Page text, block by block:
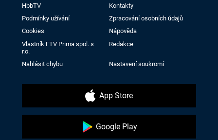
HbbTV
Kontakty
Podmínky užívání
Zpracování osobních údajů
Cookies
Nápověda
Vlastník FTV Prima spol. s
r.o.
Redakce
Nahlásit chybu Nastavení soukromí
App Store
Google Play